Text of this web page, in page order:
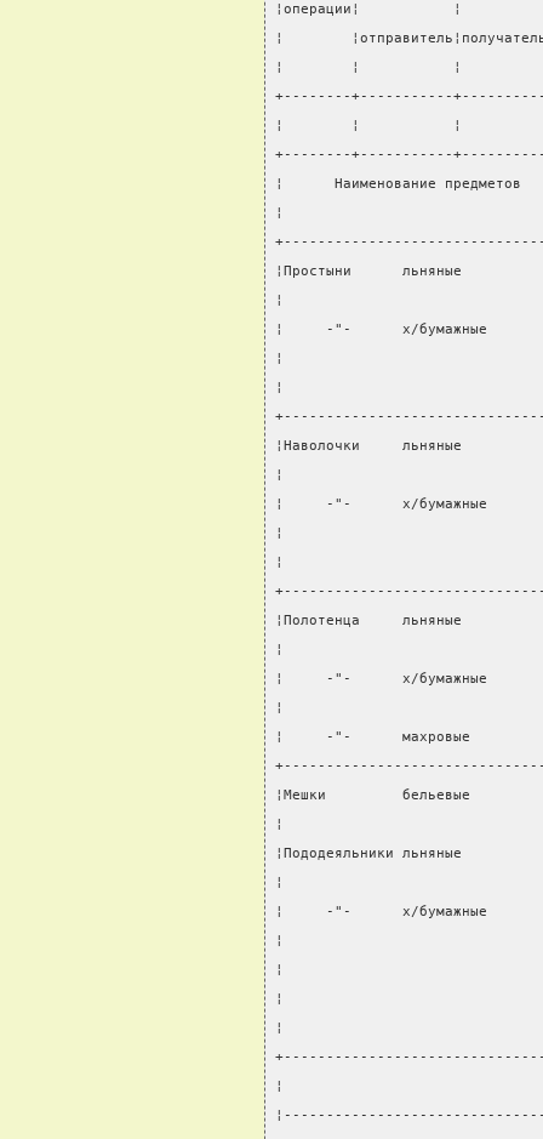
¦операции¦           ¦
¦
¦        ¦           ¦          ¦
+--------+-----------
¦        ¦           ¦
+--------+-----------+----------
¦      Наименование предметов
¦                                   ¦
¦Простыни      льняные
¦
¦     -"-      х/бумажные
¦
¦
¦Наволочки
¦
¦     -"-      х/бумажные
¦
¦
¦Полотенца
¦
¦     -"-      х/бумажные
¦
¦     -"-      махровые
¦Мешки         бельевые
¦
¦Пододеяльники
¦
¦     -"-      х/бумажные
¦
¦
¦
¦
¦